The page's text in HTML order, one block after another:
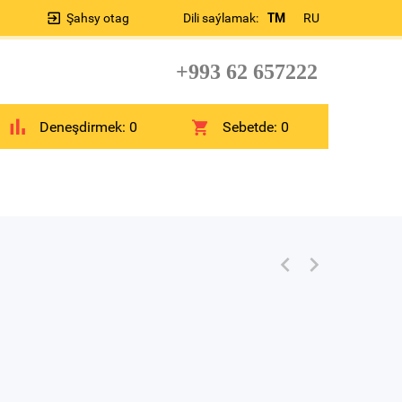
Dili saýlamak: TM RU
Şahsy otag
+993 62 657222
Deneşdirmek: 0 Sebetde:0